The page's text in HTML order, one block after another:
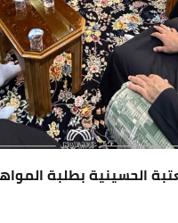
الحسينية بطلبة